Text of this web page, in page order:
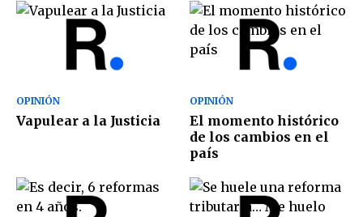
OPINIÓN
Vapulear a la Justicia
OPINIÓN
El momento histórico
de los cambios en el
país